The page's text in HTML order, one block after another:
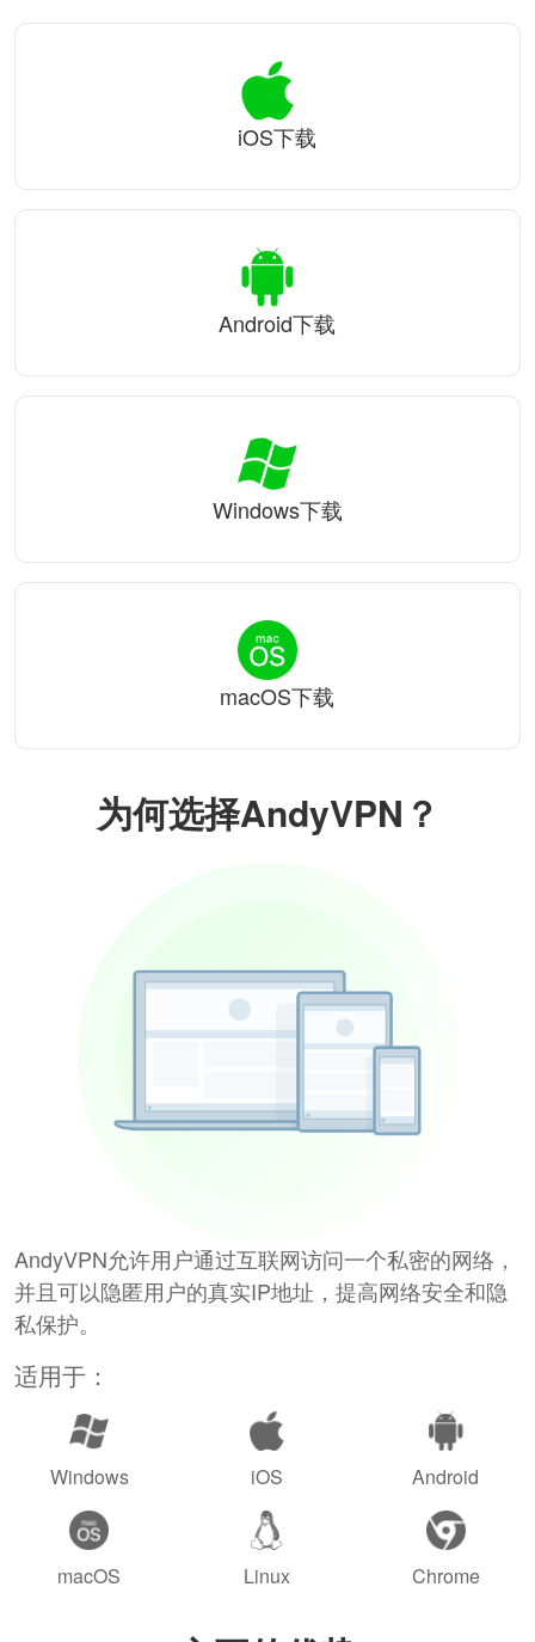
为何选择AndyVPN？
AndyVPN允许用户通过互联网访问一个私密的网络，
并且可以隐匿用户的真实IP地址，提高网络安全和隐
私保护。
适用于：
Windows iOS Android
macOS Linux Chrome
iOS下载
Android下载
Windows下载
macOS下载